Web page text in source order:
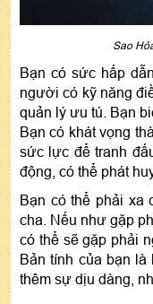
Sao
Bạn có sức hấp
người có kỹ năng
quản lý ưu tú. Bạn
Bạn có khát vọng
sức lực để tranh
động, có thể phát
Bạn có thể phải xa
cha. Nếu như gặp
có thể sẽ gặp phải
Bản tính của bạn
thêm sự dịu dàng,